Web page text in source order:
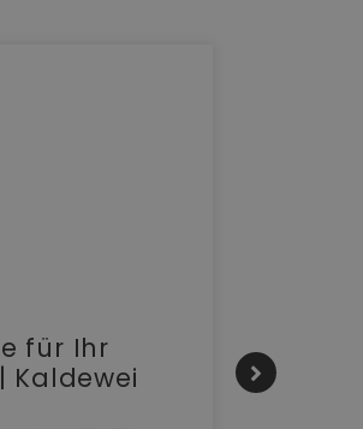
für Ihr
Kaldewei